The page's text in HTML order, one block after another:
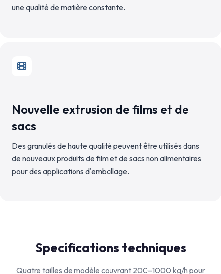
une qualité de matière constante.
Nouvelle extrusion de films et de
sacs
Des granulés de haute qualité peuvent être utilisés dans
de nouveaux produits de film et de sacs non alimentaires
pour des applications d'emballage.
Specifications techniques
Quatre tailles de modèle couvrant 200–1000 kg/h pour